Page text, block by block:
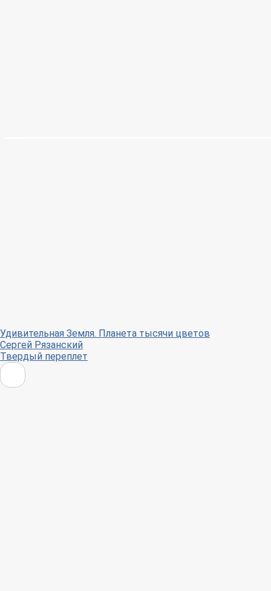
Удивительная Земля. Планета тысячи цветов
Сергей Рязанский
Твердый переплет